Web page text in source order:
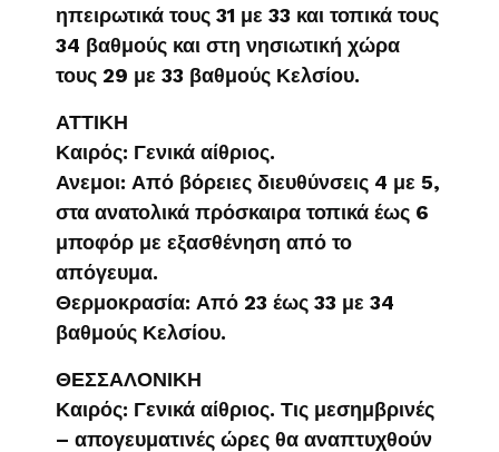
ηπειρωτικά τους 31 με 33 και τοπικά τους
34 βαθμούς και στη νησιωτική χώρα
τους 29 με 33 βαθμούς Κελσίου.
ΑΤΤΙΚΗ
Καιρός: Γενικά αίθριος.
Ανεμοι: Από βόρειες διευθύνσεις 4 με 5,
στα ανατολικά πρόσκαιρα τοπικά έως 6
μποφόρ με εξασθένηση από το
απόγευμα.
Θερμοκρασία: Από 23 έως 33 με 34
βαθμούς Κελσίου.
ΘΕΣΣΑΛΟΝΙΚΗ
Καιρός: Γενικά αίθριος. Τις μεσημβρινές
– απογευματινές ώρες θα αναπτυχθούν